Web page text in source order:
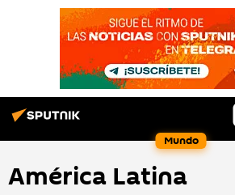
Mundo
América Latina